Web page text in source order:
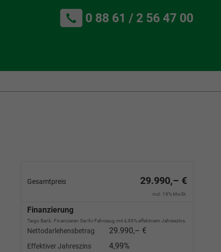
0 88 61 / 2 56 47 00
Gesamtpreis 29.990,– €
incl. 19% MwSt.
Finanzierung
Targo Bank. Finanzieren Sie Ihr Fahrzeug mit 4,99% effektivem Jahreszins.
Nettodarlehensbetrag 29.990,– €
Effektiver Jahreszins 4,99%